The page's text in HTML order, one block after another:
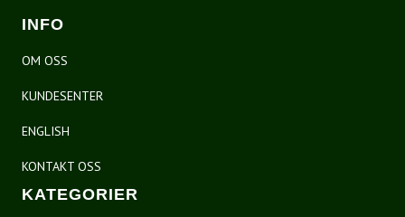
INFO
OM OSS
KUNDESENTER
ENGLISH
KONTAKT OSS
KATEGORIER